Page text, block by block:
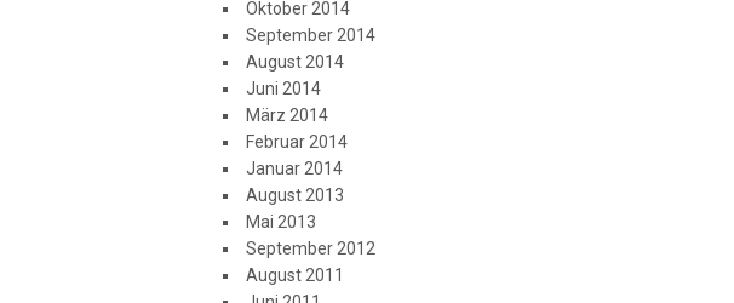
Oktober 2014
September 2014
August 2014
Juni 2014
März 2014
Februar 2014
Januar 2014
August 2013
Mai 2013
September 2012
August 2011